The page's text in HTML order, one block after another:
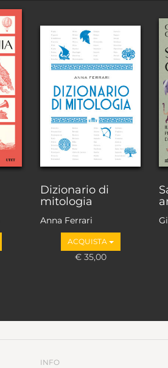
Dizionario di
mitologia
Anna Ferrari
ACQUISTA
€ 35,00
INFO